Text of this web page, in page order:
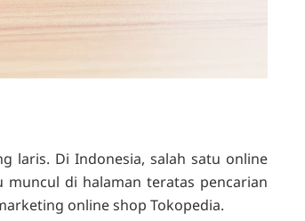
laris. Di Indonesia, salah satu online
muncul di halaman teratas pencarian
online shop Tokopedia.